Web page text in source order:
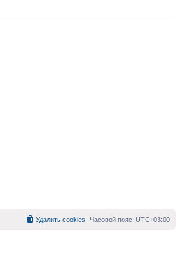
Часовой пояс: UTC+03:00
Удалить cookies